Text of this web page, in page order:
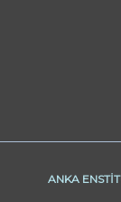
ANKA